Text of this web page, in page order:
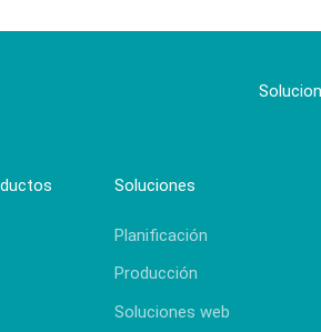
Soluciones
Planificación
Producción
Soluciones web